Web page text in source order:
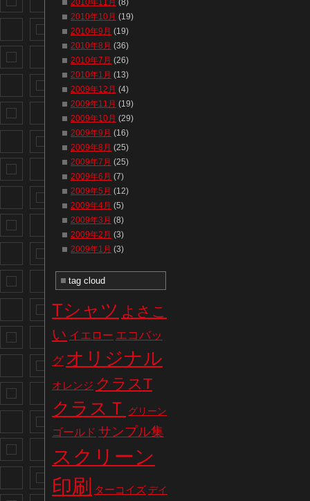
2010年11月 (8)
2010年10月 (19)
2010年9月 (19)
2010年8月 (36)
2010年7月 (26)
2010年1月 (13)
2009年12月 (4)
2009年11月 (19)
2009年10月 (29)
2009年9月 (16)
2009年8月 (25)
2009年7月 (25)
2009年6月 (7)
2009年5月 (12)
2009年4月 (5)
2009年3月 (8)
2009年2月 (3)
2009年1月 (3)
tag cloud
Tシャツ よさこ
い イエロー エコバッ
グ オリジナル
オレンジ クラスT
クラスＴ グリーン
ゴールド サンプル集
スクリーン
印刷
ターコイズ デイ